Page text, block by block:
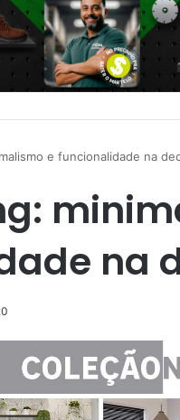
e funcionalidade na
na